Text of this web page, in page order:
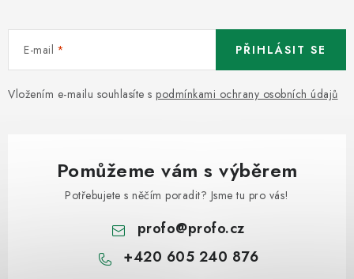
E-mail
Vložením e-mailu souhlasíte s podmínkami ochrany osobních údajů
PŘIHLÁSIT SE
Pomůžeme vám s výběrem
Potřebujete s něčím poradit? Jsme tu pro vás!
profo@profo.cz
+420 605 240 876